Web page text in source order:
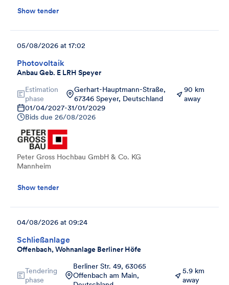
Show tender
Photovoltaik
Anbau Geb. E LRH Speyer
05/08/2026 at 17:02
Estimation
phase
Gerhart-Hauptmann-Straße,
67346 Speyer, Deutschland
90 km
away
01/04/2027-31/01/2029
Bids due 26/08/2026
Peter Gross Hochbau GmbH & Co. KG
Mannheim
Show tender
Schließanlage
Offenbach, Wohnanlage Berliner Höfe
04/08/2026 at 09:24
Tendering
phase
Berliner Str. 49, 63065
Offenbach am Main,
5.9 km
away